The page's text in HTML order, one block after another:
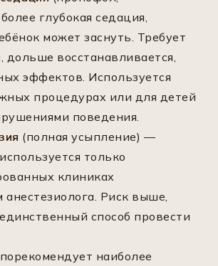
глубокая седация,
может заснуть. Требует
дольше восстанавливается,
эффектов. Используется
процедурах или для детей
поведения.
(полная усыпление) —
только
клиниках
анестезиолога. Риск выше,
способ провести
наиболее